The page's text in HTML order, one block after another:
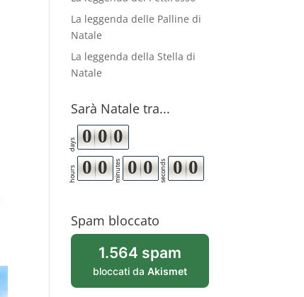
La leggenda delle Palline di
Natale
La leggenda della Stella di
Natale
Sarà Natale tra...
days 0 0 0
hours 0 0 minutes 0 0 seconds 0 0
Spam bloccato
1.564 spam
bloccati da Akismet